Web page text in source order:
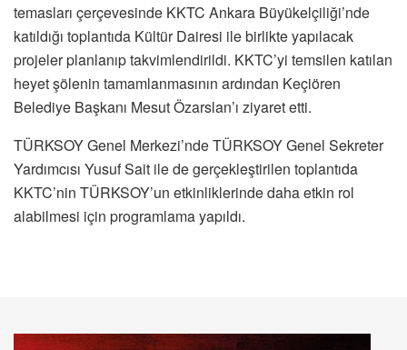
temasları çerçevesinde KKTC Ankara Büyükelçiliği’nde
katıldığı toplantıda Kültür Dairesi ile birlikte yapılacak
projeler planlanıp takvimlendirildi. KKTC’yi temsilen katılan
heyet şölenin tamamlanmasının ardından Keçiören
Belediye Başkanı Mesut Özarslan’ı ziyaret etti.
TÜRKSOY Genel Merkezi’nde TÜRKSOY Genel Sekreter
Yardımcısı Yusuf Sait ile de gerçekleştirilen toplantıda
KKTC’nin TÜRKSOY’un etkinliklerinde daha etkin rol
alabilmesi için programlama yapıldı.